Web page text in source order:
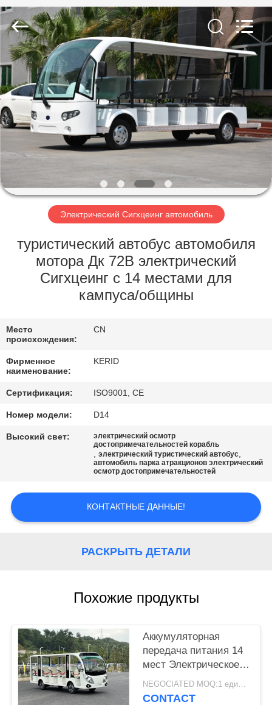
ДОМОЙ
ПРОДУКТЫ
ВИДЕОЗАПИСИ
О
НАС
ЭКСКУРСИЯ
ПО
ЗАВОДУ
КАЧЕСТВА
СВЯЖИТЕСЬ
С
НАМИ
ЗАПРОСИТЕ
ЦИТАТУ
ПОЛИТИКА
КОНФИДЕНЦИАЛЬНОСТИ
Co,Ltd.
Rights
Reserved.
Developed
ECER
Электрический Сигхцеинг автомобиль
туристический автобус автомобиля
мотора Дк 72В электрический
Сигхцеинг с 14 местами для
кампуса/общины
Место
происхождения:
CN
Фирменное
наименование:
KERID
Сертификация: ISO9001, CE
Номер модели: D14
Высокий свет:
электрический осмотр
достопримечательностей корабль
,электрический туристический автобус,
автомобиль парка атракционов электрический
осмотр достопримечательностей
КОНТАКТНЫЕ ДАННЫЕ!
РАСКРЫТЬ ДЕТАЛИ
Похожие продукты
Аккумуляторная
передача питания 14
мест Электрическое
транспортное
средство Сюжетный
NEGOCIATED MOQ:1 единица
CONTACT